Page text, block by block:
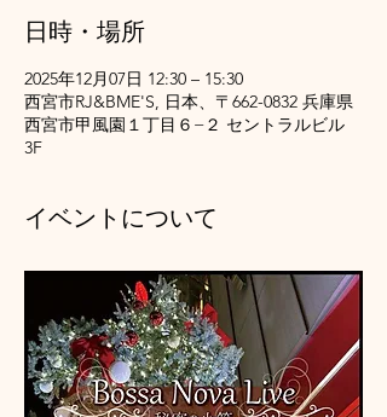
日時・場所
2025年12月07日 12:30 – 15:30
西宮市RJ&BME'S, 日本、〒662-0832 兵庫県
西宮市甲風園１丁目６−２ セントラルビル
3F
イベントについて